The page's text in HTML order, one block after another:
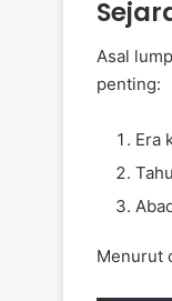
Asal
penting:
Era
Menurut